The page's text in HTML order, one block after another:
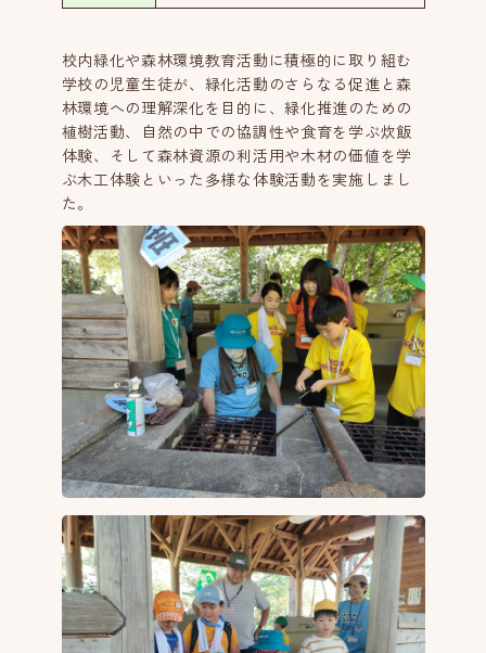
校内緑化や森林環境教育活動に積極的に取り組む
学校の児童生徒が、緑化活動のさらなる促進と森
林環境への理解深化を目的に、緑化推進のための
植樹活動、自然の中での協調性や食育を学ぶ炊飯
体験、そして森林資源の利活用や木材の価値を学
ぶ木工体験といった多様な体験活動を実施しまし
た。